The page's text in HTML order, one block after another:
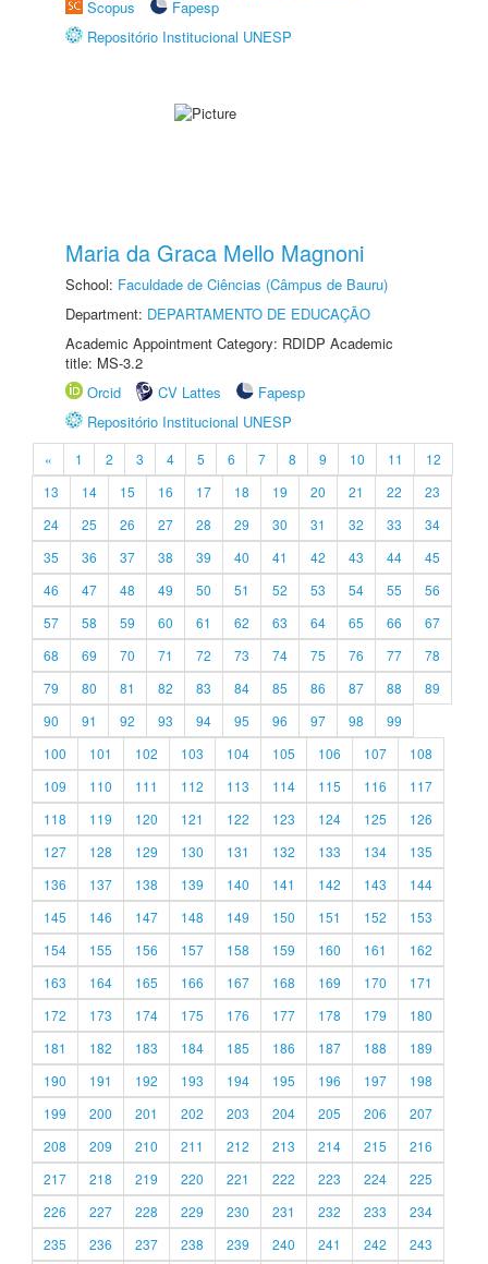
Scopus
Fapesp
Repositório Institucional UNESP
Maria da Graca Mello Magnoni
School: Faculdade de Ciências (Câmpus de Bauru)
Department: DEPARTAMENTO DE EDUCAÇÃO
Academic Appointment Category: RDIDP Academic
title: MS-3.2
Orcid
CV Lattes
Fapesp
Repositório Institucional UNESP
« 1 2 3 4 5 6 7 8 9 10 11
12
13
14 15 16 17 18 19 20 21 22
23
24
25 26 27 28 29 30 31 32 33
34
35
36 37 38 39 40 41 42 43 44
45
46
47 48 49 50 51 52 53 54 55
56
57
58 59 60 61 62 63 64 65 66
67
68
69 70 71 72 73 74 75 76 77
78
79
80 81 82 83 84 85 86 87 88
89
90
91 92 93 94 95 96 97 98
99
100
101 102 103 104 105 106 107
108
109
110 111 112 113 114 115 116
117
118
119 120 121 122 123 124 125
126
127
128 129 130 131 132 133 134
135
136
137 138 139 140 141 142 143
144
145
146 147 148 149 150 151 152
153
154
155 156 157 158 159 160 161
162
163
164 165 166 167 168 169 170
171
172
173 174 175 176 177 178 179
180
181
182 183 184 185 186 187 188
189
190
191 192 193 194 195 196 197
198
199
200 201 202 203 204 205 206
207
208
209 210 211 212 213 214 215
216
217
218 219 220 221 222 223 224
225
226
227 228 229 230 231 232 233
234
235
236 237 238 239 240 241 242 243